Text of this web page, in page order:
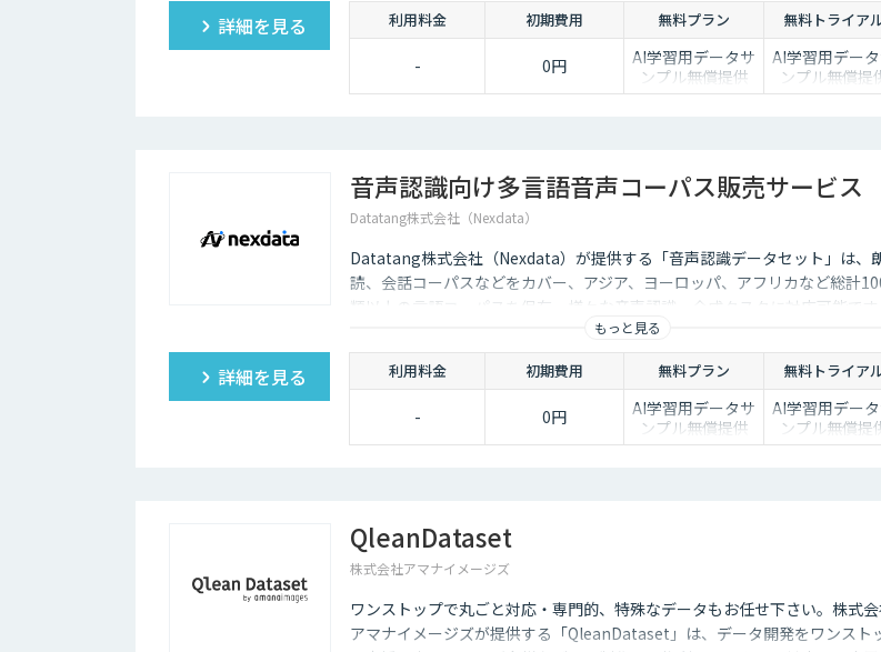
詳細を見る 利用料金 初期費用 無料プラン 無料トライア
- 0円
AI学習用データサ
ンプル無償提供
AI学習用デー
ンプル無償提
音声認識向け多言語音声コーパス販売サービス
Datatang株式会社（Nexdata）
Datatang株式会社（Nexdata）が提供する「音声認識データセット」は、
読、会話コーパスなどをカバー、アジア、ヨーロッパ、アフリカなど総計
類以上の言語コーパスを保有、様々な音声認識・合成タスクに対応可能です。
もっと見る
詳細を見る 利用料金 初期費用 無料プラン 無料トライア
- 0円
AI学習用データサ
ンプル無償提供
AI学習用デー
ンプル無償提
QleanDataset
株式会社アマナイメージズ
ワンストップで丸ごと対応・専門的、特殊なデータもお任せ下さい。株式
アマナイメージズが提供する「QleanDataset」は、データ開発をワンスト